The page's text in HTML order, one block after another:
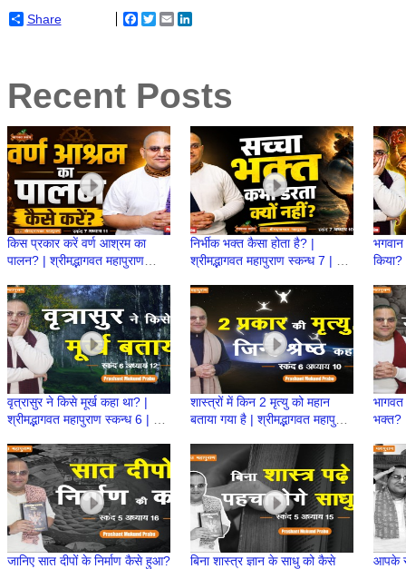
Share Facebook
TwitterEmail
Recent Posts
किस प्रकार करें वर्ण आश्रम का
पालन? | श्रीमद्भागवत महापुराण
Mukund Prabhu
निर्भीक भक्त कैसा होता है? |
श्रीमद्भागवत महापुराण स्कन्ध 7 | BP
Prabhu
किया?
वृत्रासुर ने किसे मूर्ख कहा था? |
श्रीमद्भागवत महापुराण स्कन्ध 6 | BP
Prabhu
शास्त्रों में किन 2 मृत्यु को महान
बताया गया है | श्रीमद्भागवत महापुराण
Mukund Prabhu
भक्त? |
जानिए सात दीपों के निर्माण कैसे हुआ?
बिना शास्त्र ज्ञान के साधु को कैसे
आपके